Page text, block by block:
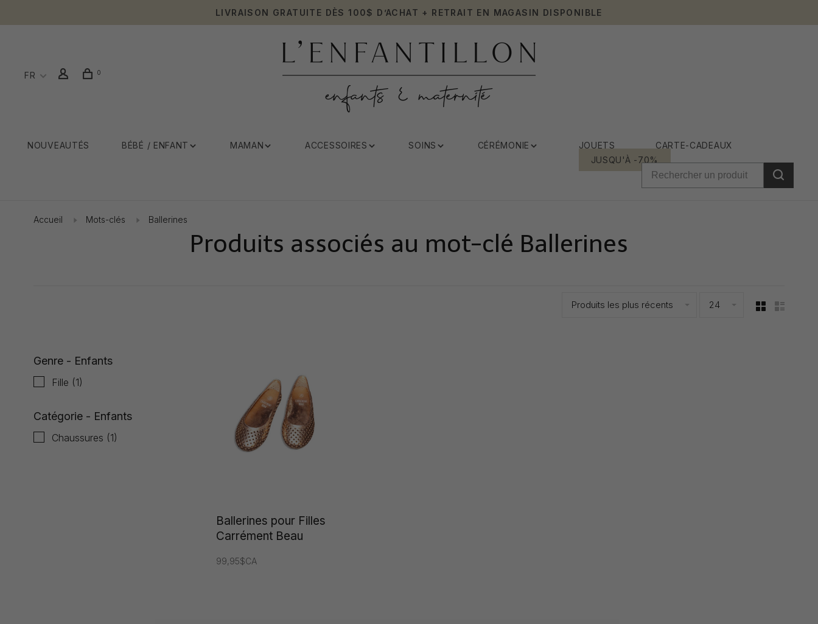
LIVRAISON GRATUITE DÈS 100$ D’ACHAT + RETRAIT EN MAGASIN DISPONIBLE
FR 0
NOUVEAUTÉS BÉBÉ / ENFANT MAMAN ACCESSOIRES SOINS CÉRÉMONIE JOUETS
CARTE-CADEAUX
JUSQU'À -70%
Accueil Mots-clés Ballerines
Produits associés au mot-clé Ballerines
Produits les plus récents 24
Genre - Enfants
Fille (1)
Catégorie - Enfants
Chaussures (1)
Ballerines pour Filles
Carrément Beau
99,95$CA